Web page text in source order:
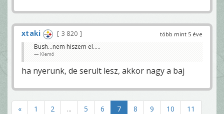
több mint 5 éve
xtaki
3 820
Bush...nem hiszem el.....
Klemó
ha nyerunk, de serult lesz, akkor nagy a baj
« 1 2 ... 5 6 7 8 9 10
11